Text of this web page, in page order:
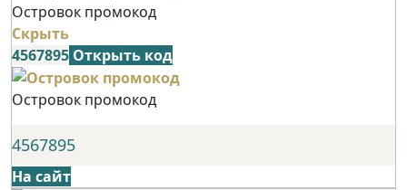
Островок промокод
Скрыть
4567895 Открыть код
Островок промокод
4567895
На сайт